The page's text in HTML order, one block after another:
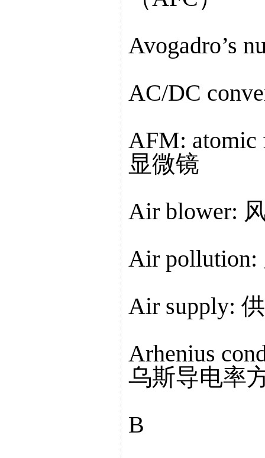
Avogadro’s
AC/DC
AFM: atomic
显微镜
Air blower:
Air pollution:
Air supply:
Arhenius
乌斯导电率
B